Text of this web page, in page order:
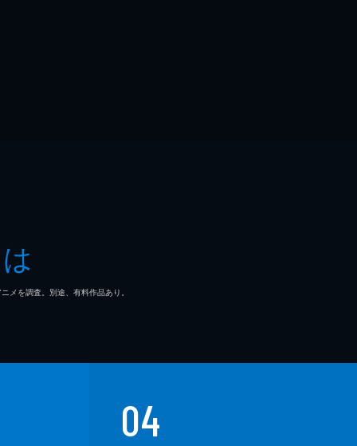
を調査。別途、有料作品あり。
04